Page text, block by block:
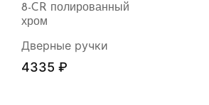
8-CR полированный
хром
Дверные ручки
4335 ₽